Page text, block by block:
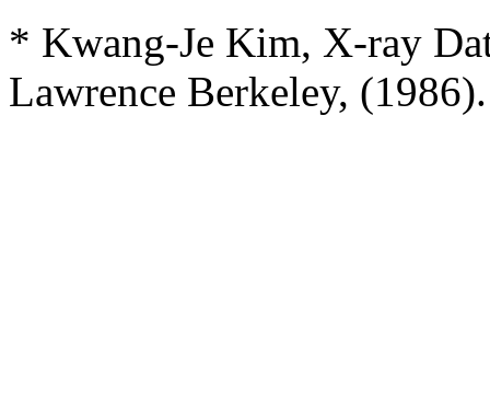
* Kwang-Je Kim, X-ray
Lawrence Berkeley, (1986).